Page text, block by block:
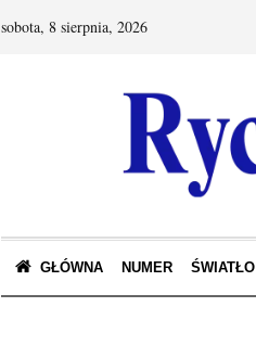
sobota, 8 sierpnia, 2026
GŁÓWNA NUMER